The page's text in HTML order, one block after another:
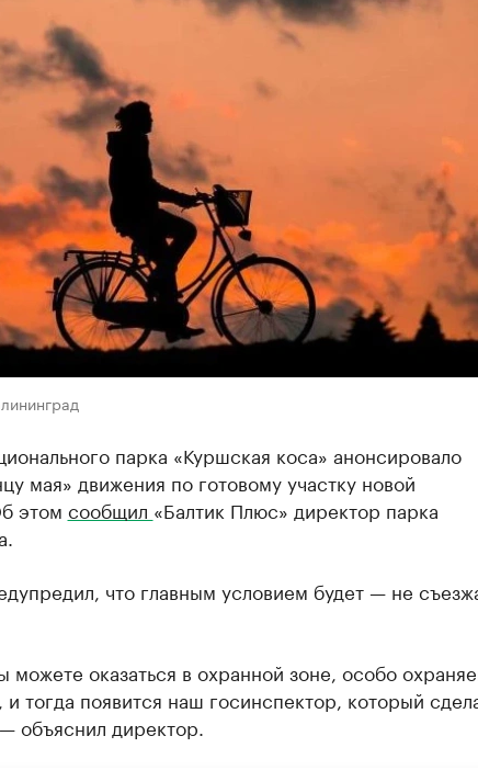
парка «Куршская коса» анонсировало
мая» движения по готовому участку новой
этом сообщил «Балтик Плюс» директор парка
что главным условием будет — не
можете оказаться в охранной зоне, особо
и тогда появится наш госинспектор, который
объяснил директор.